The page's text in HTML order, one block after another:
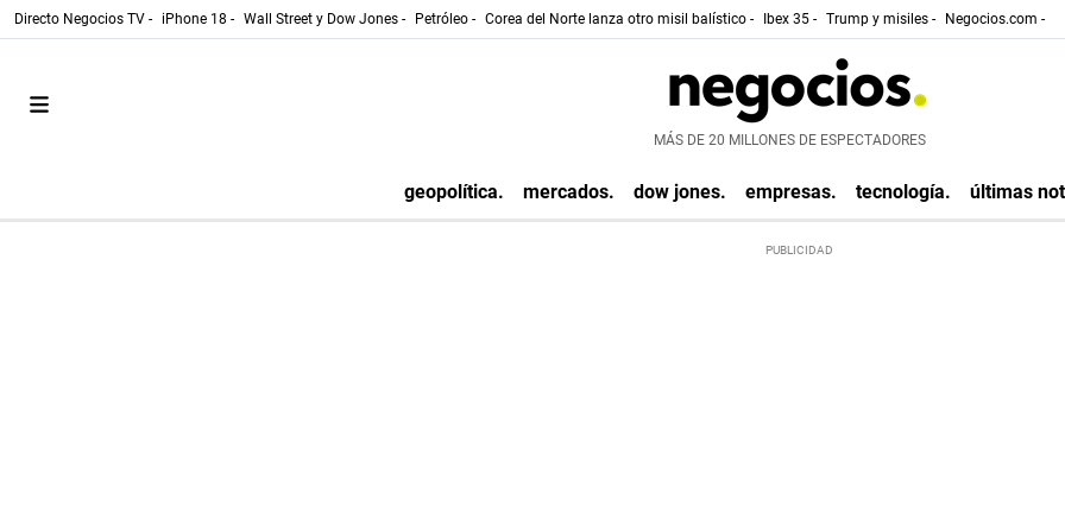
Directo Negocios TV - iPhone 18 - Wall Street y Dow Jones - Petróleo - Corea del Norte lanza otro misil balístico - Ibex 35 - Trump y misiles - Negocios.com -
MÁS DE 20 MILLONES DE ESPECTADORES
geopolítica. mercados. dow jones. empresas. tecnología. últimas